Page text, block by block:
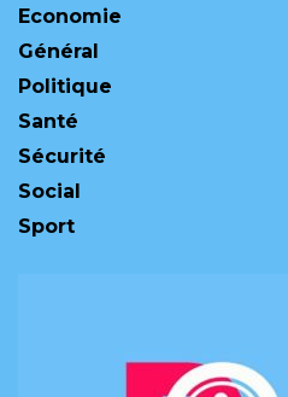
Economie
Général
Politique
Santé
Sécurité
Social
Sport